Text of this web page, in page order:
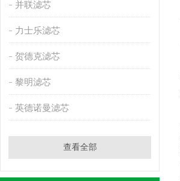
并联滤芯
力士乐滤芯
贺德克滤芯
黎明滤芯
英德诺曼滤芯
查看全部